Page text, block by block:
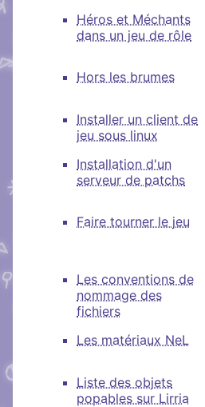
Héros et Méchants
dans un jeu de rôle
Hors les brumes
Installer un client de
jeu sous linux
Installation d'un
serveur de patchs
Faire tourner le jeu
Les conventions de
nommage des
fichiers
Les matériaux NeL
Liste des objets
popables sur Lirria